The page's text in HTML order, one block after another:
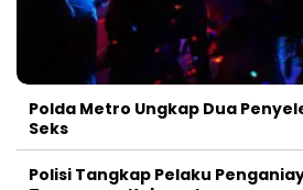
Polda Metro Ungkap Dua
Seks
Polisi Tangkap Pelaku